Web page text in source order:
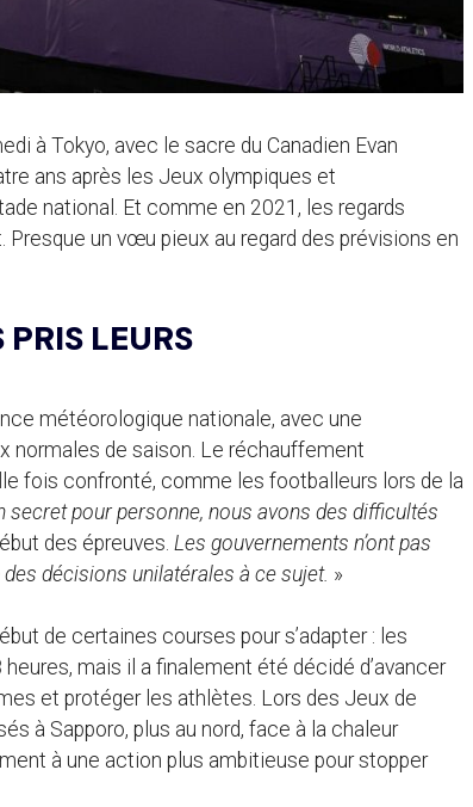
à Tokyo, avec le sacre du Canadien Evan
ans après les Jeux olympiques et
national. Et comme en 2021, les regards
un vœu pieux au regard des prévisions en
LEURS
météorologique nationale, avec une
normales de saison. Le réchauffement
fois confronté, comme les footballeurs lors de la
secret pour personne, nous avons des difficultés
des épreuves. Les gouvernements n’ont pas
décisions unilatérales à ce sujet. »
de certaines courses pour s’adapter : les
mais il a finalement été décidé d’avancer
et protéger les athlètes. Lors des Jeux de
à Sapporo, plus au nord, face à la chaleur
à une action plus ambitieuse pour stopper